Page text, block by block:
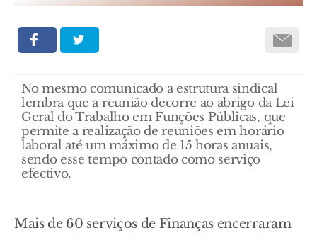
No mesmo comunicado a estrutura sindical
lembra que a reunião decorre ao abrigo da Lei
Geral do Trabalho em Funções Públicas, que
permite a realização de reuniões em horário
laboral até um máximo de 15 horas anuais,
sendo esse tempo contado como serviço
efectivo.
Mais de 60 serviços de Finanças encerraram